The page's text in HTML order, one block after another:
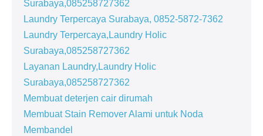
Surabaya,085258727362
Laundry Terpercaya Surabaya, 0852-5872-7362
Laundry Terpercaya,Laundry Holic
Surabaya,085258727362
Layanan Laundry,Laundry Holic
Surabaya,085258727362
Membuat deterjen cair dirumah
Membuat Stain Remover Alami untuk Noda
Membandel